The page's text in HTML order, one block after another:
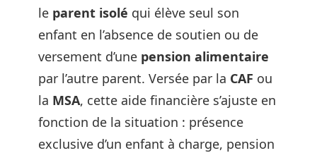
le parent isolé qui élève seul son
enfant en l’absence de soutien ou de
versement d’une pension alimentaire
par l’autre parent. Versée par la CAF ou
la MSA, cette aide financière s’ajuste en
fonction de la situation : présence
exclusive d’un enfant à charge, pension